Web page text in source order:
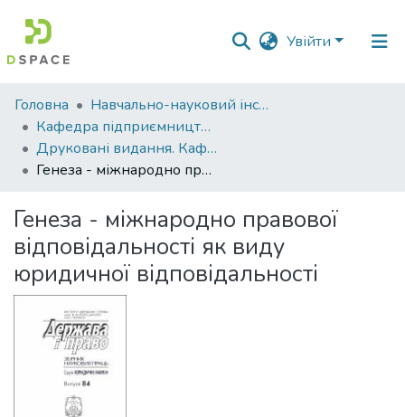
Увійти
Фонди
та
зібрання
Пошук за критеріями
Статистика
Головна
Навчально-науковий інститут економіки, управління, права та інформаційних технологій
Кафедра підприємництва і права
Друковані видання. Кафедра підприємництва і права
Генеза - міжнародно правової відповідальності як виду юридичної відповідальності
Генеза - міжнародно правової
відповідальності як виду
юридичної відповідальності